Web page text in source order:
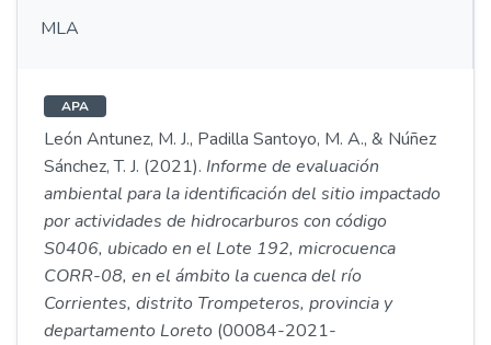
MLA
APA
León Antunez, M. J., Padilla Santoyo, M. A., & Núñez
Sánchez, T. J. (2021). Informe de evaluación
ambiental para la identificación del sitio impactado
por actividades de hidrocarburos con código
S0406, ubicado en el Lote 192, microcuenca
CORR-08, en el ámbito la cuenca del río
Corrientes, distrito Trompeteros, provincia y
departamento Loreto (00084-2021-